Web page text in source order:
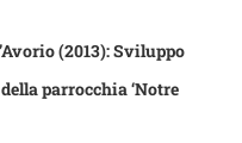
(2013): Sviluppo
parrocchia ‘Notre